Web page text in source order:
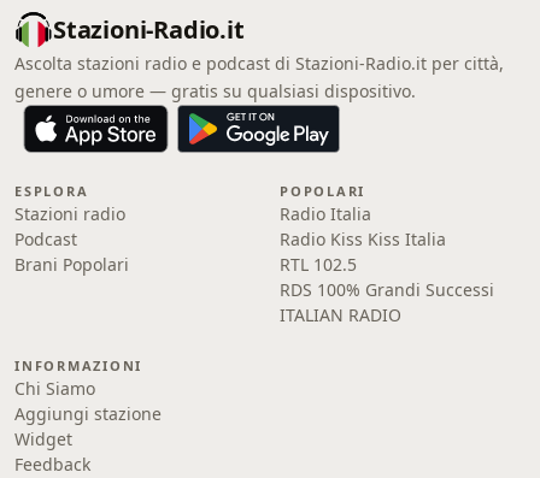
Stazioni-Radio.it
Ascolta stazioni radio e podcast di Stazioni-Radio.it per città,
genere o umore — gratis su qualsiasi dispositivo.
ESPLORA
Stazioni radio
Podcast
Brani Popolari
POPOLARI
Radio Italia
Radio Kiss Kiss Italia
RTL 102.5
RDS 100% Grandi Successi
ITALIAN RADIO
INFORMAZIONI
Chi Siamo
Aggiungi stazione
Widget
Feedback